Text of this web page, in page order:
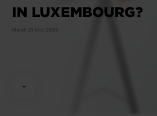
IN LUXEMBOURG?
Mardi 21 Oct 2025